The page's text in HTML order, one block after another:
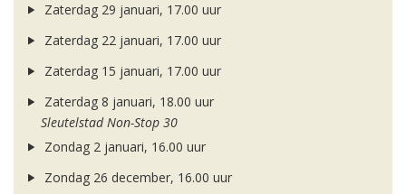
Zaterdag 29 januari, 17.00 uur
Zaterdag 22 januari, 17.00 uur
Zaterdag 15 januari, 17.00 uur
Zaterdag 8 januari, 18.00 uur
Sleutelstad Non-Stop 30
Zondag 2 januari, 16.00 uur
Zondag 26 december, 16.00 uur